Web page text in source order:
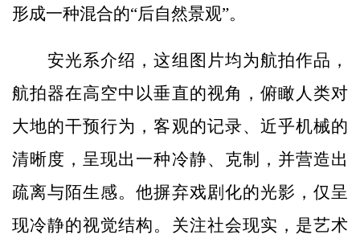
形成一种混合的“后自然景观”。
安光系介绍，这组图片均为航拍作品，
航拍器在高空中以垂直的视角，俯瞰人类对
大地的干预行为，客观的记录、近乎机械的
清晰度，呈现出一种冷静、克制，并营造出
疏离与陌生感。他摒弃戏剧化的光影，仅呈
现冷静的视觉结构。关注社会现实，是艺术